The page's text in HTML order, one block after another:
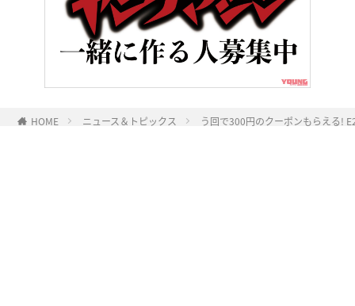
HOME ニュース＆トピックス う回で300円のクーポンもらえる!